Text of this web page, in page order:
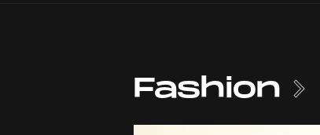
Fashion